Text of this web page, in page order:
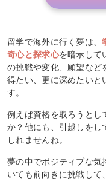
留学で海外に行く夢は、
奇心と探求心を暗示して
の挑戦や変化、願望など
得たい、更に深めたいと
す。
例えば資格を取ろうとし
か？他にも、引越しをし
しれませんね。
夢の中でポジティブな気
いても前向きに挑戦して